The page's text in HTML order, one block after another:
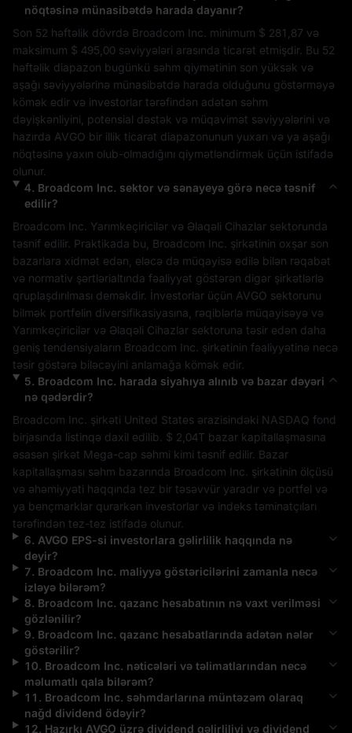
nöqtəsinə münasibətdə harada dayanır?
Son 52 həftəlik dövrdə Broadcom Inc. minimum $ 281,87 və
maksimum $ 495,00 səviyyələri arasında ticarət etmişdir. Bu 52
həftəlik diapazon bugünkü səhm qiymətinin son yüksək və
aşağı səviyyələrinə münasibətdə harada olduğunu göstərməyə
kömək edir və investorlar tərəfindən adətən səhm
dəyişkənliyini, potensial dəstək və müqavimət səviyyələrini və
hazırda AVGO bir illik ticarət diapazonunun yuxarı və ya aşağı
nöqtəsinə yaxın olub-olmadığını qiymətləndirmək üçün istifadə
olunur.
4. Broadcom Inc. sektor və sənayeyə görə necə təsnif
edilir?
Broadcom Inc. Yarımkeçiricilər və Əlaqəli Cihazlar sektorunda
təsnif edilir. Praktikada bu, Broadcom Inc. şirkətinin oxşar son
bazarlara xidmət edən, eləcə də müqayisə edilə bilən rəqabət
və normativ şərtlərialtında fəaliyyət göstərən digər şirkətlərlə
qruplaşdırılması deməkdir. İnvestorlar üçün AVGO sektorunu
Yarımkeçiricilər və Əlaqəli Cihazlar sektoruna təsir edən daha
geniş tendensiyaların Broadcom Inc. şirkətinin fəaliyyətinə necə
təsir göstərə biləcəyini anlamağa kömək edir.
5. Broadcom Inc. harada siyahıya alınıb və bazar dəyəri
nə qədərdir?
Broadcom Inc. şirkəti United States ərazisindəki NASDAQ fond
birjasında listinqə daxil edilib. $ 2,04T bazar kapitallaşmasına
əsasən şirkət Mega-cap səhmi kimi təsnif edilir. Bazar
kapitallaşması səhm bazarında Broadcom Inc. şirkətinin ölçüsü
və əhəmiyyəti haqqında tez bir təsəvvür yaradır və portfel və
ya bençmarklar qurarkən investorlar və indeks təminatçıları
tərəfindən tez-tez istifadə olunur.
6. AVGO EPS-si investorlara gəlirlilik haqqında nə
deyir?
7. Broadcom Inc. maliyyə göstəricilərini zamanla necə
izləyə bilərəm?
8. Broadcom Inc. qazanc hesabatının nə vaxt verilməsi
gözlənilir?
9. Broadcom Inc. qazanc hesabatlarında adətən nələr
göstərilir?
10. Broadcom Inc. nəticələri və təlimatlarından necə
məlumatlı qala bilərəm?
11 . Broadcom Inc. səhmdarlarına müntəzəm olaraq
nağd dividend ödəyir?
12. Hazırkı AVGO üzrə dividend gəlirliliyi və dividend